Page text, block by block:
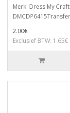
Merk: Dress My
2.00€
Exclusief BTW: 1.65€